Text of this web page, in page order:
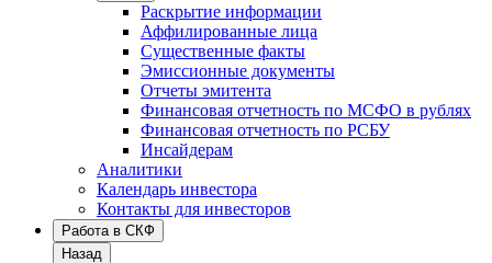
Раскрытие информации
Аффилированные лица
Существенные факты
Эмиссионные документы
Отчеты эмитента
Финансовая отчетность по МСФО в рублях
Финансовая отчетность по РСБУ
Инсайдерам
Аналитики
Календарь инвестора
Контакты для инвесторов
Работа в СКФ
Назад